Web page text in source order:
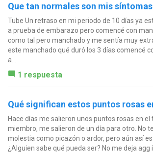
Que tan normales son mis síntomas
Tube Un retraso en mi periodo de 10 días ya
a prueba de embarazo pero comencé con
como tal pero manchado y me sentía muy
este manchado qué duró los 3 días comencé
a...
1 respuesta
Qué significan estos puntos rosas
Hace días me salieron unos puntos rosas en el
miembro, me salieron de un día para otro. No
molestia como picazón o ardor, pero aún así
¿Alguien sabe qué pueda ser? No me deja agg